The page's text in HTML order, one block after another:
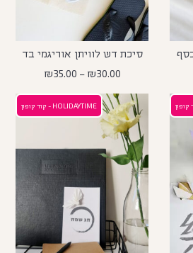
סיכת דש לוויתן אוריגמי בד
₪30.00
–
₪35.00
HOLIDAYTIME - קוד קופון